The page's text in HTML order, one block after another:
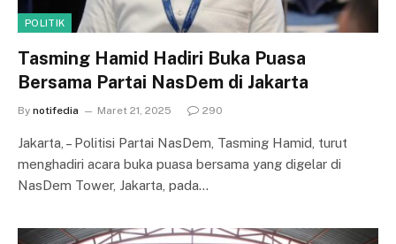
POLITIK
Tasming Hamid Hadiri Buka Puasa
Bersama Partai NasDem di Jakarta
By notifedia Maret 21, 2025 290
Jakarta, – Politisi Partai NasDem, Tasming Hamid, turut
menghadiri acara buka puasa bersama yang digelar di
NasDem Tower, Jakarta, pada…